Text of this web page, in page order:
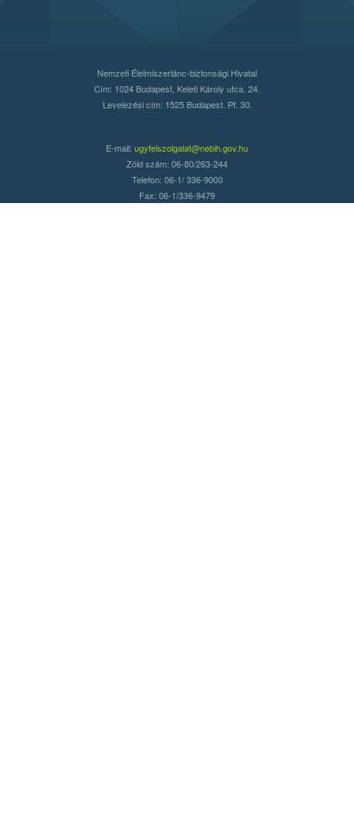
Nemzeti Élelmiszerlánc-biztonsági Hivatal
Cím: 1024 Budapest, Keleti Károly utca. 24.
Levelezési cím: 1525 Budapest. Pf. 30.
E-mail: ugyfelszolgalat@nebih.gov.hu
Zöld szám: 06-80/263-244
Telefon: 06-1/ 336-9000
Fax: 06-1/336-9479